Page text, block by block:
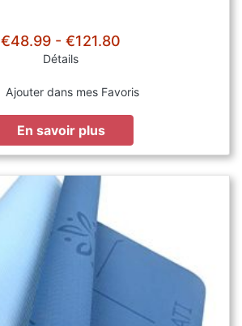
€48.99 - €121.80
Détails
Ajouter dans mes Favoris
En savoir plus